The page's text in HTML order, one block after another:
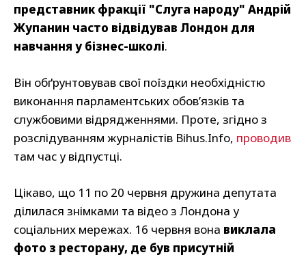
представник фракції "Слуга народу" Андрій
Жупанин часто відвідував Лондон для
навчання у бізнес-школі.
Він обґрунтовував свої поїздки необхідністю
виконання парламентських обов’язків та
службовими відрядженнями. Проте, згідно з
розслідуванням журналістів Bihus.Info, проводив
там час у відпустці.
Цікаво, що 11 по 20 червня дружина депутата
ділилася знімками та відео з Лондона у
соціальних мережах. 16 червня вона виклала
фото з ресторану, де був присутній